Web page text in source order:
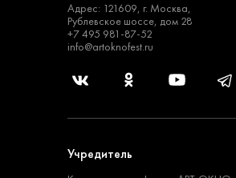
Адрес: 121609, г. Москва,
Рублевское шоссе, дом 28
+7 495 981-87-52
info@artoknofest.ru
Учредитель